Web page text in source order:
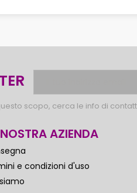
scopo, cerca le info di
AZIENDA
e condizioni d'uso